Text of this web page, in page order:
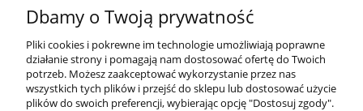
« 1 2 »
Pomoc
Moje konto
Dbamy o Twoją prywatność
Pliki cookies i pokrewne im technologie umożliwiają poprawne
działanie strony i pomagają nam dostosować ofertę do Twoich
potrzeb. Możesz zaakceptować wykorzystanie przez nas
wszystkich tych plików i przejść do sklepu lub dostosować użycie
plików do swoich preferencji, wybierając opcję "Dostosuj zgody".